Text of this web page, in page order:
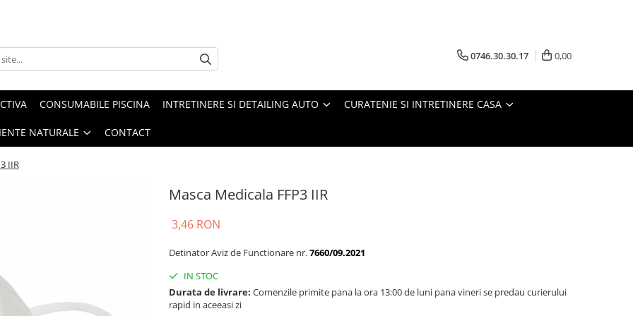
0746.30.30.17 0,00
CONSUMABILE PISCINA INTRETINERE SI DETAILING AUTO CURATENIE SI INTRETINERE CASA
NATURALE CONTACT
IIR
Masca Medicala FFP3 IIR
3,46 RON
Detinator Aviz de Functionare nr.7660/09.2021
IN STOC
Durata de livrare: Comenzile primite pana la ora 13:00 de luni pana vineri se predau curierului
rapid in aceeasi zi